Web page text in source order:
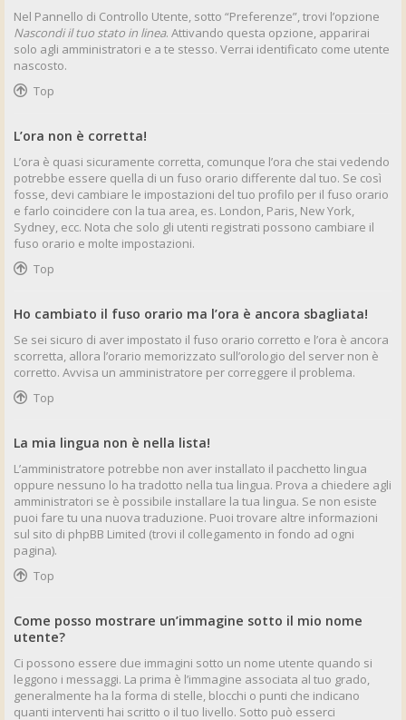
Nel Pannello di Controllo Utente, sotto “Preferenze”, trovi l’opzione
Nascondi il tuo stato in linea. Attivando questa opzione, apparirai
solo agli amministratori e a te stesso. Verrai identificato come utente
nascosto.
Top
L’ora non è corretta!
L’ora è quasi sicuramente corretta, comunque l’ora che stai vedendo
potrebbe essere quella di un fuso orario differente dal tuo. Se così
fosse, devi cambiare le impostazioni del tuo profilo per il fuso orario
e farlo coincidere con la tua area, es. London, Paris, New York,
Sydney, ecc. Nota che solo gli utenti registrati possono cambiare il
fuso orario e molte impostazioni.
Top
Ho cambiato il fuso orario ma l’ora è ancora sbagliata!
Se sei sicuro di aver impostato il fuso orario corretto e l’ora è ancora
scorretta, allora l’orario memorizzato sull’orologio del server non è
corretto. Avvisa un amministratore per correggere il problema.
Top
La mia lingua non è nella lista!
L’amministratore potrebbe non aver installato il pacchetto lingua
oppure nessuno lo ha tradotto nella tua lingua. Prova a chiedere agli
amministratori se è possibile installare la tua lingua. Se non esiste
puoi fare tu una nuova traduzione. Puoi trovare altre informazioni
sul sito di phpBB Limited (trovi il collegamento in fondo ad ogni
pagina).
Top
Come posso mostrare un’immagine sotto il mio nome
utente?
Ci possono essere due immagini sotto un nome utente quando si
leggono i messaggi. La prima è l’immagine associata al tuo grado,
generalmente ha la forma di stelle, blocchi o punti che indicano
quanti interventi hai scritto o il tuo livello. Sotto può esserci